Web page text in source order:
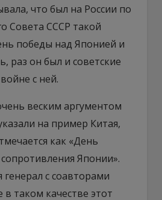
что был на России по
Совета СССР такой
победы над Японией и
раз он был и советские
с ней.
веским аргументом
на пример Китая,
как «День
Японии».
генерал с соавторами
в таком качестве этот